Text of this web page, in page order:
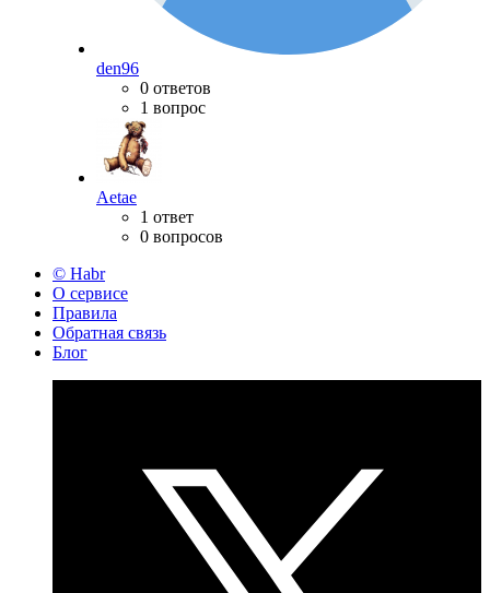
den96
0 ответов
1 вопрос
Aetae
1 ответ
0 вопросов
© Habr
О сервисе
Правила
Обратная связь
Блог